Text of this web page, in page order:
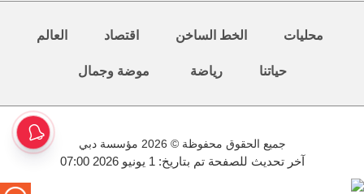
محليات الخط الساخن اقتصاد العالم
حياتنا رياضة موضة وجمال
جميع الحقوق محفوظة © 2026 مؤسسة دبي
آخر تحديث للصفحة تم بتاريخ: 1 يونيو 2026 07:00